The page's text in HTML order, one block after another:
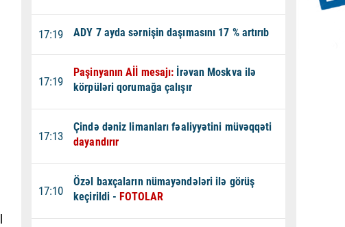
17:19 ADY 7 ayda sərnişin daşımasını 17 % artırıb
17:19
Paşinyanın Aİİ mesajı: İrəvan Moskva ilə
körpüləri qorumağa çalışır
17:13
Çində dəniz limanları fəaliyyətini müvəqqəti
dayandırır
17:10
Özəl baxçaların nümayəndələri ilə görüş
keçirildi - FOTOLAR